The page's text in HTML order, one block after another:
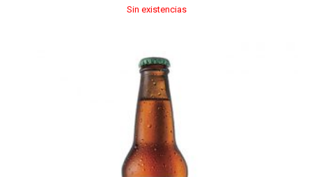
Sin existencias